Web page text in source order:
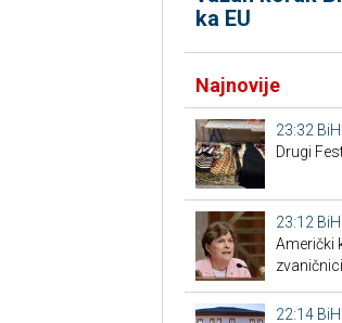
ka EU
Najnovije
23:32 BiH
Drugi
23:12 BiH
Američki
22:14 BiH